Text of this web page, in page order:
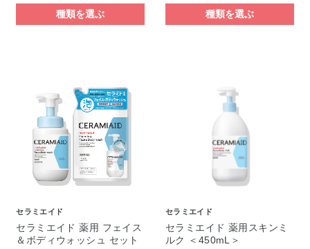
種類を選ぶ 種類を選ぶ
セラミエイド
セラミエイド 薬用 フェイス
＆ボディウォッシュ セット
セラミエイド
セラミエイド 薬用スキンミ
ルク ＜450mL＞